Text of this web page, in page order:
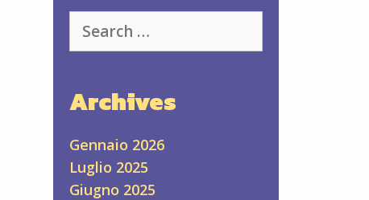
for:
Archives
Gennaio 2026
Luglio 2025
Giugno 2025